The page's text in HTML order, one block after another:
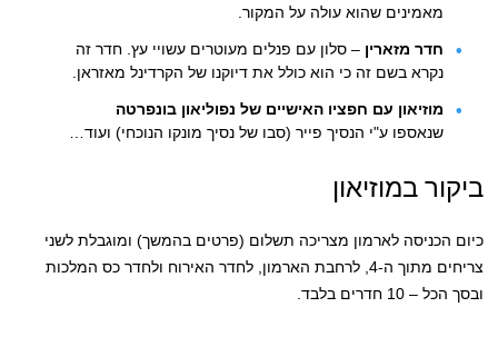
מאמינים שהוא עולה על המקור.
חדר מזארין – סלון עם פנלים מעוטרים עשויי עץ. חדר זה
נקרא בשם זה כי הוא כולל את דיוקנו של הקרדינל מאזראן.
מוזיאון עם חפציו האישיים של נפוליאון בונפרטה
שנאספו ע"י הנסיך פייר (סבו של נסיך מונקו הנוכחי) ועוד…
ביקור במוזיאון
כיום הכניסה לארמון מצריכה תשלום (פרטים בהמשך) ומוגבלת לשני
צריחים מתוך ה-4, לרחבת הארמון, לחדר האירוח ולחדר כס המלכות
ובסך הכל – 10 חדרים בלבד.